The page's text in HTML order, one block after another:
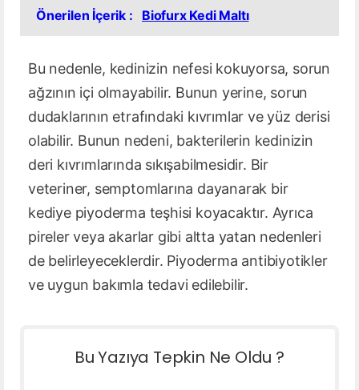
Önerilen İçerik : Biofurx Kedi Maltı
Bu nedenle, kedinizin nefesi kokuyorsa, sorun
ağzının içi olmayabilir. Bunun yerine, sorun
dudaklarının etrafındaki kıvrımlar ve yüz derisi
olabilir. Bunun nedeni, bakterilerin kedinizin
deri kıvrımlarında sıkışabilmesidir. Bir
veteriner, semptomlarına dayanarak bir
kediye piyoderma teşhisi koyacaktır. Ayrıca
pireler veya akarlar gibi altta yatan nedenleri
de belirleyeceklerdir. Piyoderma antibiyotikler
ve uygun bakımla tedavi edilebilir.
Bu Yazıya Tepkin Ne Oldu ?